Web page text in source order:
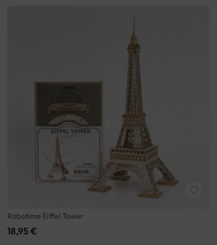
Robotime Eiffel Tower
18,95 €